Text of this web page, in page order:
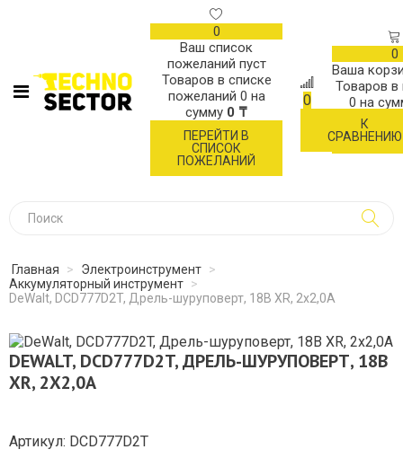
0
Ваш список
пожеланий пуст
Товаров в списке
пожеланий 0 на
сумму 0 ₸
ПЕРЕЙТИ В
СПИСОК
ПОЖЕЛАНИЙ
0
К
СРАВНЕНИЮ
0
Ваша
Товаров в
0 на
Главная > Электроинструмент >
Аккумуляторный инструмент >
DeWalt, DCD777D2T, Дрель-шуруповерт, 18В XR, 2х2,0А
DEWALT, DCD777D2T, ДРЕЛЬ-ШУРУПОВЕРТ, 18В
XR, 2Х2,0А
Артикул: DCD777D2T